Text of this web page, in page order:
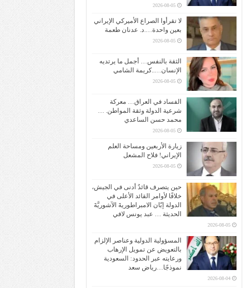
2026-08-05
لا تقرأوا الصراع الأميركي الإيراني
بعين واحدة….د. عدنان طعمة
2026-08-05
الثقة بالنفس… أجمل ما يرتديه
الإنسان…..كريمة الشامي
2026-08-05
الفساد في العراق… معركة
شرعية الدولة وثقة المواطن. …
محمد حسن الساعدي
2026-08-05
زيارة الأربعين ومساحة العلم
الإيراني! فلاح المشعل
2026-08-05
حين يتصرف قائدٌ أدنى في الجيش،
خلافًا لأوامر القائد الأعلى في
الدولة إبّان الامبراطوريةَ الآشوريَّةَ
الحديثة … عبد يونس لافي
2026-08-05
المسؤولية الدولية وعناصر الإلزام
بالتعويض عن تمويل الإرهاب
ورعايته عبر الحدود: السعودية
نموذجًا…رياض سعد
2026-08-04